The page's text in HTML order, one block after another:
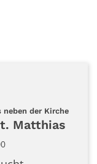
der Kirche:
Matthias